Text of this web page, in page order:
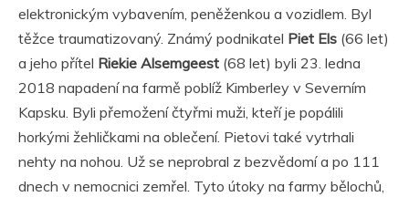
elektronickým vybavením, peněženkou a vozidlem. Byl
těžce traumatizovaný. Známý podnikatel Piet Els (66 let)
a jeho přítel Riekie Alsemgeest (68 let) byli 23. ledna
2018 napadení na farmě poblíž Kimberley v Severním
Kapsku. Byli přemožení čtyřmi muži, kteří je popálili
horkými žehličkami na oblečení. Pietovi také vytrhali
nehty na nohou. Už se neprobral z bezvědomí a po 111
dnech v nemocnici zemřel. Tyto útoky na farmy bělochů,